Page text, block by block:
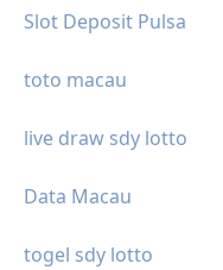
Slot Deposit Pulsa
toto macau
live draw sdy lotto
Data Macau
togel sdy lotto